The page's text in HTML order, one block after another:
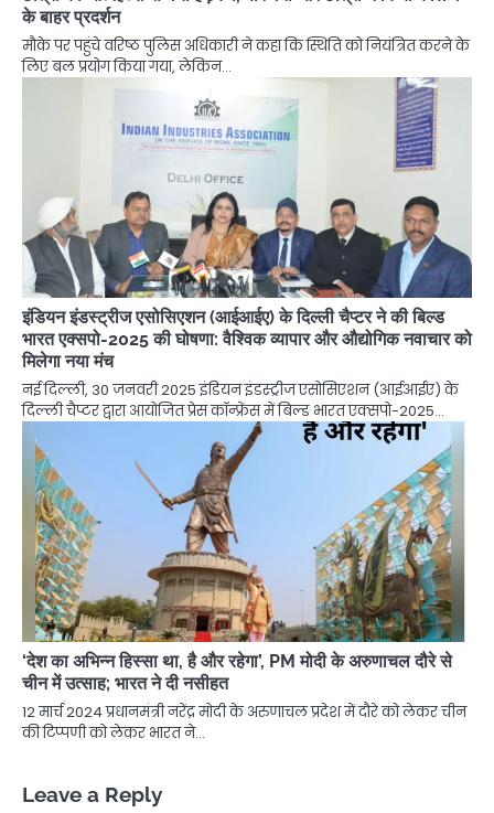
के बाहर प्रदर्शन
मौके पर पहुंचे वरिष्ठ पुलिस अधिकारी ने कहा कि स्थिति को नियंत्रित करने के
लिए बल प्रयोग किया गया, लेकिन…
इंडियन इंडस्ट्रीज एसोसिएशन (आईआईए) के दिल्ली चैप्टर ने की बिल्ड
भारत एक्सपो-2025 की घोषणा: वैश्विक व्यापार और औद्योगिक नवाचार को
मिलेगा नया मंच
नई दिल्ली, 30 जनवरी 2025 इंडियन इंडस्ट्रीज एसोसिएशन (आईआईए) के
दिल्ली चैप्टर द्वारा आयोजित प्रेस कॉन्फ्रेंस में बिल्ड भारत एक्सपो-2025…
‘देश का अभिन्न हिस्सा था, है और रहेगा’, PM मोदी के अरुणाचल दौरे से
चीन में उत्साह; भारत ने दी नसीहत
12 मार्च 2024 प्रधानमंत्री नरेंद्र मोदी के अरुणाचल प्रदेश में दौरे को लेकर चीन
की टिप्पणी को लेकर भारत ने…
Leave a Reply